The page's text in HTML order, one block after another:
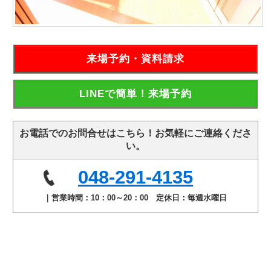
来場予約・資料請求
LINEで簡単！来場予約
お電話でのお問合せはこちら！お気軽にご連絡くださ
い。
048-291-4135
｜営業時間：10：00～20：00 定休日：毎週水曜日